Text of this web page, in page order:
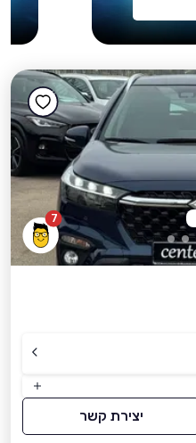
7
יצירת קשר